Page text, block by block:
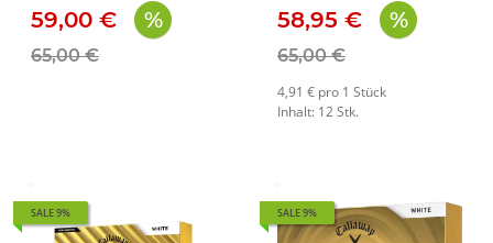
59,00 €
65,00 €
58,95 €
65,00 €
4,91 € pro 1 Stück
Inhalt: 12 Stk.
SALE 9% SALE 9%